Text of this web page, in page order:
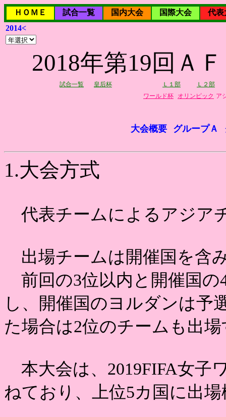
ＨＯＭＥ 試合一覧 国内大会 国際大会
代表
2014<
2018年第19回Ａ
試合一覧 皇后杯 Ｌ１部
Ｌ２部
ワールド杯
オリンピック ア
大会概要 グループＡ
1.大会方式
代表チームによるアジア
出場チームは開催国を含
前回の3位以内と開催国の
し、開催国のヨルダンは予
た場合は2位のチームも出
本大会は、2019FIFA女子
ねており、上位5カ国に出